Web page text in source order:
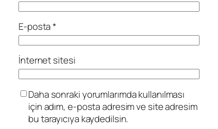
E-posta*
İnternet sitesi
Daha sonraki yorumlarımda kullanılması
için adım, e-posta adresim ve site adresim
bu tarayıcıya kaydedilsin.